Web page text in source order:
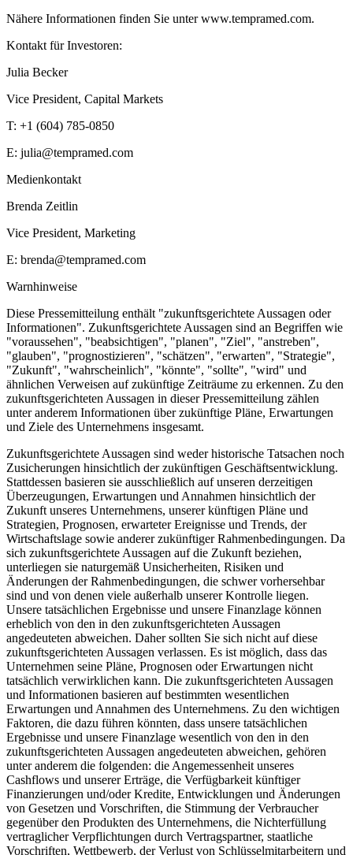
Nähere Informationen finden Sie unter www.tempramed.com.
Kontakt für Investoren:
Julia Becker
Vice President, Capital Markets
T: +1 (604) 785-0850
E: julia@tempramed.com
Medienkontakt
Brenda Zeitlin
Vice President, Marketing
E: brenda@tempramed.com
Warnhinweise
Diese Pressemitteilung enthält "zukunftsgerichtete Aussagen oder
Informationen". Zukunftsgerichtete Aussagen sind an Begriffen wie
"voraussehen", "beabsichtigen", "planen", "Ziel", "anstreben",
"glauben", "prognostizieren", "schätzen", "erwarten", "Strategie",
"Zukunft", "wahrscheinlich", "könnte", "sollte", "wird" und
ähnlichen Verweisen auf zukünftige Zeiträume zu erkennen. Zu den
zukunftsgerichteten Aussagen in dieser Pressemitteilung zählen
unter anderem Informationen über zukünftige Pläne, Erwartungen
und Ziele des Unternehmens insgesamt.
Zukunftsgerichtete Aussagen sind weder historische Tatsachen noch
Zusicherungen hinsichtlich der zukünftigen Geschäftsentwicklung.
Stattdessen basieren sie ausschließlich auf unseren derzeitigen
Überzeugungen, Erwartungen und Annahmen hinsichtlich der
Zukunft unseres Unternehmens, unserer künftigen Pläne und
Strategien, Prognosen, erwarteter Ereignisse und Trends, der
Wirtschaftslage sowie anderer zukünftiger Rahmenbedingungen. Da
sich zukunftsgerichtete Aussagen auf die Zukunft beziehen,
unterliegen sie naturgemäß Unsicherheiten, Risiken und
Änderungen der Rahmenbedingungen, die schwer vorhersehbar
sind und von denen viele außerhalb unserer Kontrolle liegen.
Unsere tatsächlichen Ergebnisse und unsere Finanzlage können
erheblich von den in den zukunftsgerichteten Aussagen
angedeuteten abweichen. Daher sollten Sie sich nicht auf diese
zukunftsgerichteten Aussagen verlassen. Es ist möglich, dass das
Unternehmen seine Pläne, Prognosen oder Erwartungen nicht
tatsächlich verwirklichen kann. Die zukunftsgerichteten Aussagen
und Informationen basieren auf bestimmten wesentlichen
Erwartungen und Annahmen des Unternehmens. Zu den wichtigen
Faktoren, die dazu führen könnten, dass unsere tatsächlichen
Ergebnisse und unsere Finanzlage wesentlich von den in den
zukunftsgerichteten Aussagen angedeuteten abweichen, gehören
unter anderem die folgenden: die Angemessenheit unseres
Cashflows und unserer Erträge, die Verfügbarkeit künftiger
Finanzierungen und/oder Kredite, Entwicklungen und Änderungen
von Gesetzen und Vorschriften, die Stimmung der Verbraucher
gegenüber den Produkten des Unternehmens, die Nichterfüllung
vertraglicher Verpflichtungen durch Vertragspartner, staatliche
Vorschriften, Wettbewerb, der Verlust von Schlüsselmitarbeitern und